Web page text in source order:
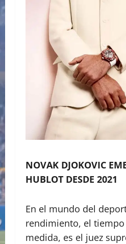
NOVAK DJOKOVIC
HUBLOT DESDE 2021
​En el mundo del
rendimiento, el
medida, es el juez